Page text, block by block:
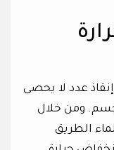
إنقاذ عدد لا يحصى
ومن خلال
الطريق